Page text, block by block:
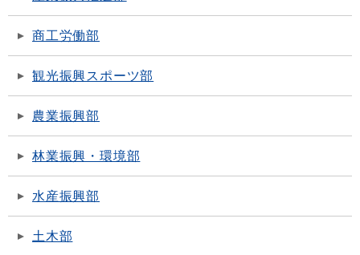
商工労働部
観光振興スポーツ部
農業振興部
林業振興・環境部
水産振興部
土木部